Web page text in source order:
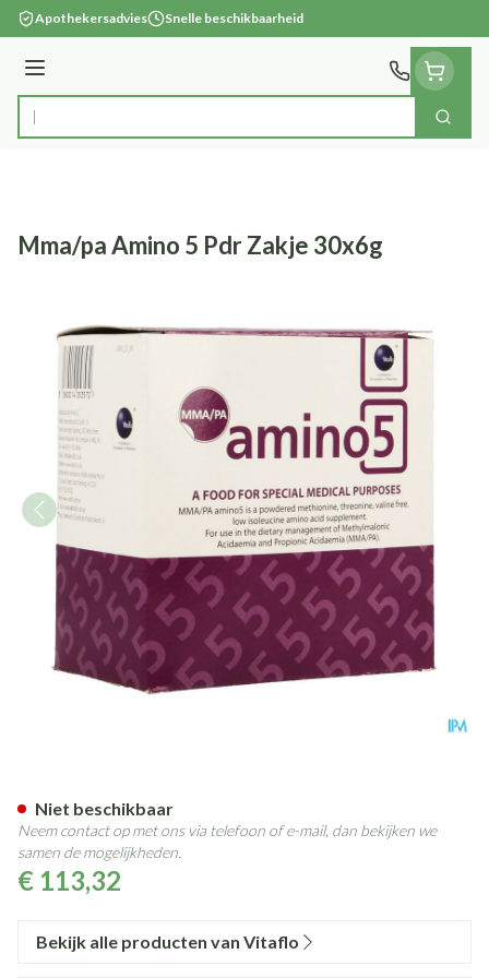
Ga naar de inhoud
Apothekersadvies Snelle beschikbaarheid
Menu
Product, merk, categorie... Zoek
Mma/pa Amino 5 Pdr Zakje 30x6g
€ 113,32
Niet beschikbaar
Neem contact op met ons via telefoon of e-mail, dan bekijken we
samen de mogelijkheden.
Bekijk alle producten van Vitaflo